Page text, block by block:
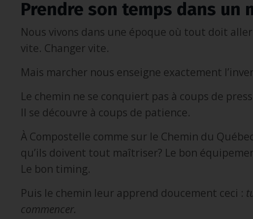
Prendre son temps dans un
Nous vivons dans une époque où tout doit
vite. Changer vite.
Mais marcher nous enseigne exactement
Le chemin ne se conquiert pas à coups de
Il se découvre à coups de patience.
À Compostelle comme sur le Chemin du
qu’ils doivent tout maîtriser? Le bon
Le bon timing.
Puis le chemin leur apprend doucement ceci :
commencer.